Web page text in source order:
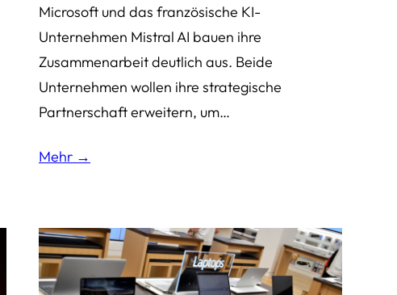
Microsoft und das französische KI-
Unternehmen Mistral AI bauen ihre
Zusammenarbeit deutlich aus. Beide
Unternehmen wollen ihre strategische
Partnerschaft erweitern, um…
Mehr →